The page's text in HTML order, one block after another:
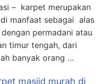
– karpet merupakan
manfaat sebagai alas
permadani atau
timur tengah, dari
banyak orang …
masjid murah di